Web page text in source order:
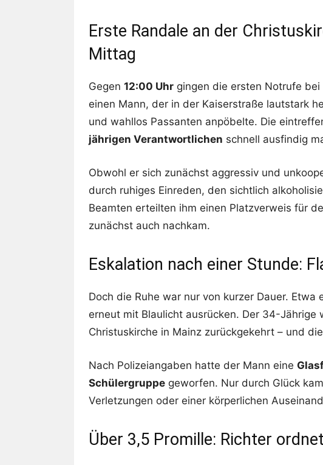
Erste Randale an der
Mittag
Gegen 12:00 Uhr gingen die ersten Notrufe
einen Mann, der in der Kaiserstraße lautstark
und wahllos Passanten anpöbelte. Die
jährigen Verantwortlichen schnell ausfindig
Obwohl er sich zunächst aggressiv und
durch ruhiges Einreden, den sichtlich
Beamten erteilten ihm einen Platzverweis für
zunächst auch nachkam.
Eskalation nach einer Stunde:
Doch die Ruhe war nur von kurzer Dauer.
erneut mit Blaulicht ausrücken. Der 34-Jährige
Christuskirche in Mainz zurückgekehrt – und
Nach Polizeiangaben hatte der Mann eine
Schülergruppe geworfen. Nur durch Glück
Verletzungen oder einer körperlichen
Über 3,5 Promille: Richter